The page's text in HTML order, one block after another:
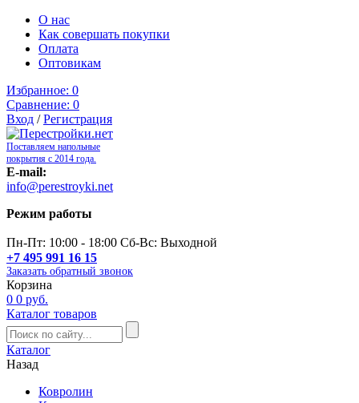
О нас
Как совершать покупки
Оплата
Оптовикам
Избранное: 0
Сравнение: 0
Вход /Регистрация
Поставляем напольные
покрытия с 2014 года.
E-mail:
info@perestroyki.net
Режим работы
Пн-Пт: 10:00 - 18:00 Сб-Вс: Выходной
+7 495 991 16 15
Заказать обратный звонок
Корзина
0 0 руб.
Каталог товаров
Каталог
Назад
Ковролин